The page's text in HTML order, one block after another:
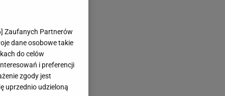
] Zaufanych Partnerów
dane osobowe takie
do celów
i preferencji
zgody jest
uprzednio udzieloną